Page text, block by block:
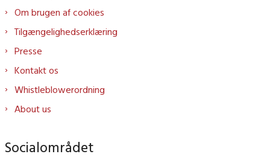
Om brugen af cookies
Tilgængelighedserklæring
Presse
Kontakt os
Whistleblowerordning
About us
Socialområdet